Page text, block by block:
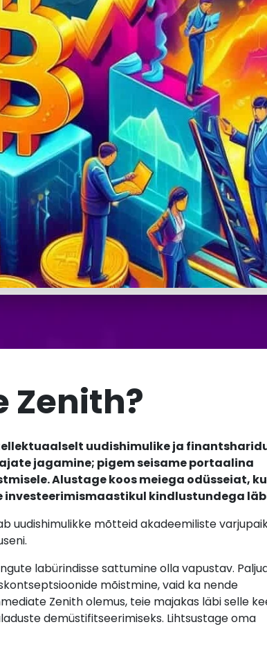
Zenith?
uudishimulike ja
jagamine; pigem seisame portaalina
Alustage koos meiega odüsseiat,
investeerimismaastikul kindlustundega
uudishimulikke mõtteid akadeemiliste
labürindisse sattumine olla vapustav.
mõistmine, vaid ka nende
Zenith olemus, teie majakas läbi selle
demüstifitseerimiseks. Lihtsustage oma